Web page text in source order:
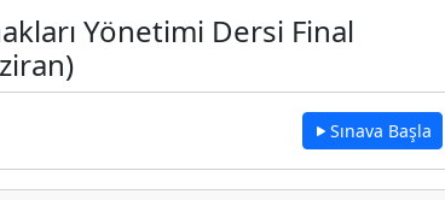
Yönetimi Dersi Final
Sınava Başla